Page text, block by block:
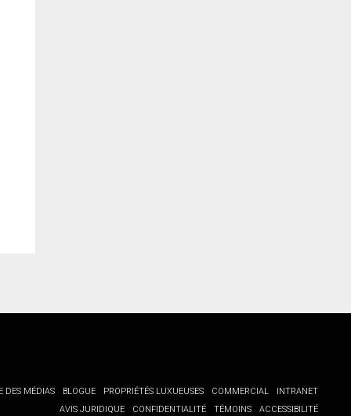
DES MÉDIAS BLOGUE PROPRIÉTÉS LUXUEUSES COMMERCIAL
INTRANET
AVIS JURIDIQUE
CONFIDENTIALITÉ TÉMOINS ACCESSIBILITÉ